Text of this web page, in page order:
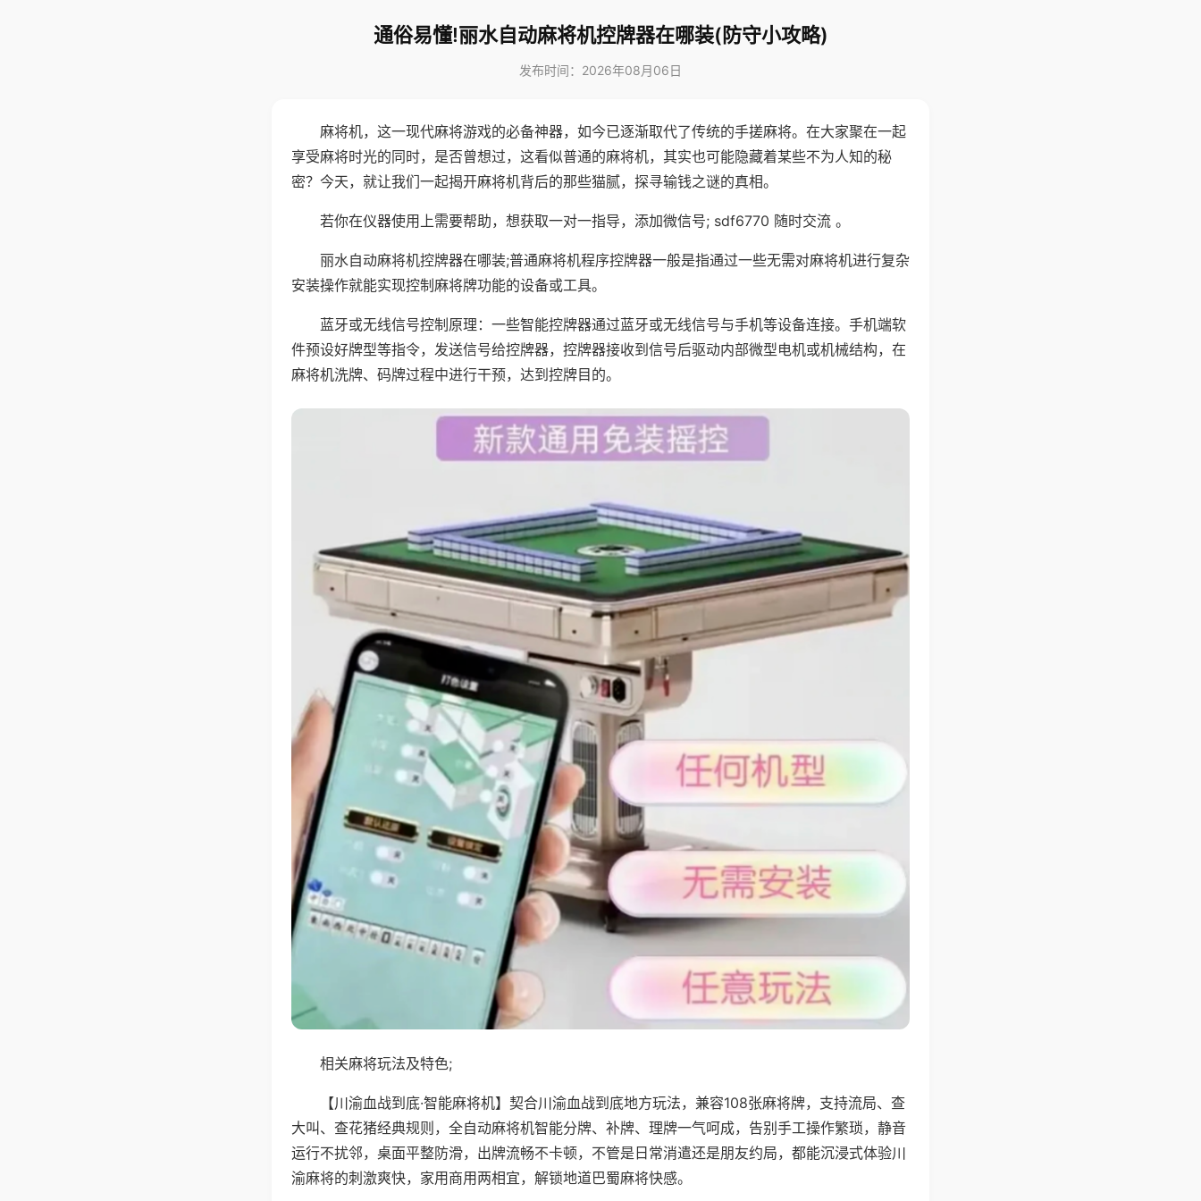
通俗易懂!丽水自动麻将机控牌器在哪装(防守小攻略)
发布时间：2026年08月06日
麻将机，这一现代麻将游戏的必备神器，如今已逐渐取代了传统的手搓麻将。在大家聚在一起
享受麻将时光的同时，是否曾想过，这看似普通的麻将机，其实也可能隐藏着某些不为人知的秘
密？今天，就让我们一起揭开麻将机背后的那些猫腻，探寻输钱之谜的真相。
若你在仪器使用上需要帮助，想获取一对一指导，添加微信号; sdf6770 随时交流 。
丽水自动麻将机控牌器在哪装;普通麻将机程序控牌器一般是指通过一些无需对麻将机进行复杂
安装操作就能实现控制麻将牌功能的设备或工具。
蓝牙或无线信号控制原理：一些智能控牌器通过蓝牙或无线信号与手机等设备连接。手机端软
件预设好牌型等指令，发送信号给控牌器，控牌器接收到信号后驱动内部微型电机或机械结构，在
麻将机洗牌、码牌过程中进行干预，达到控牌目的。
相关麻将玩法及特色;
【川渝血战到底·智能麻将机】契合川渝血战到底地方玩法，兼容108张麻将牌，支持流局、查
大叫、查花猪经典规则，全自动麻将机智能分牌、补牌、理牌一气呵成，告别手工操作繁琐，静音
运行不扰邻，桌面平整防滑，出牌流畅不卡顿，不管是日常消遣还是朋友约局，都能沉浸式体验川
渝麻将的刺激爽快，家用商用两相宜，解锁地道巴蜀麻将快感。